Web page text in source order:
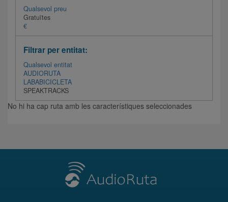
Qualsevol preu
Gratuïtes
€
Filtrar per entitat:
Qualsevol entitat
AUDIORUTA
LABABICICLETA
SPEAKTRACKS
No hi ha cap ruta amb les característiques seleccionades